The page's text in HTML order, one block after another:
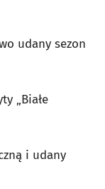
udany sezon
„Białe
i udany